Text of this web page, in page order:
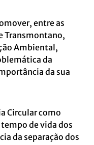
entre as
Transmontano,
Ambiental,
da
da sua
Circular como
de vida dos
da separação dos